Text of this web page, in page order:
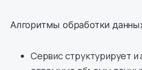
Алгоритмы обработки
Сервис структурирует и